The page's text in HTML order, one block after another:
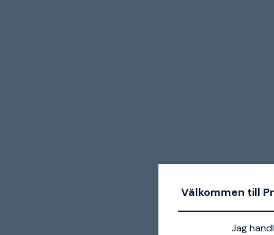
Välkommen till
Jag